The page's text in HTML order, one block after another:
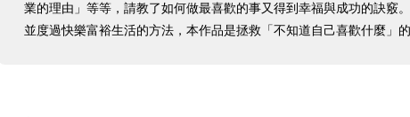
業的理由」等等，請教了如何做最喜歡的事又得到幸福與成功的訣竅
並度過快樂富裕生活的方法，本作品是拯救「不知道自己喜歡什麼」